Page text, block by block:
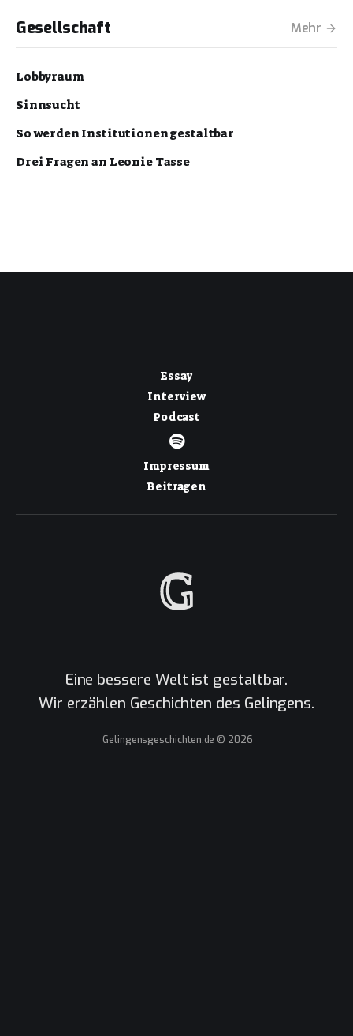
Gesellschaft Mehr
Lobbyraum
Sinnsucht
So werden Institutionen gestaltbar
Drei Fragen an Leonie Tasse
Essay
Interview
Podcast
Impressum
Beitragen
Eine bessere Welt ist gestaltbar.